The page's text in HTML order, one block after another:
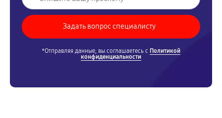
*Отправляя данные, вы соглашаетесь с Политикой
конфиденциальности